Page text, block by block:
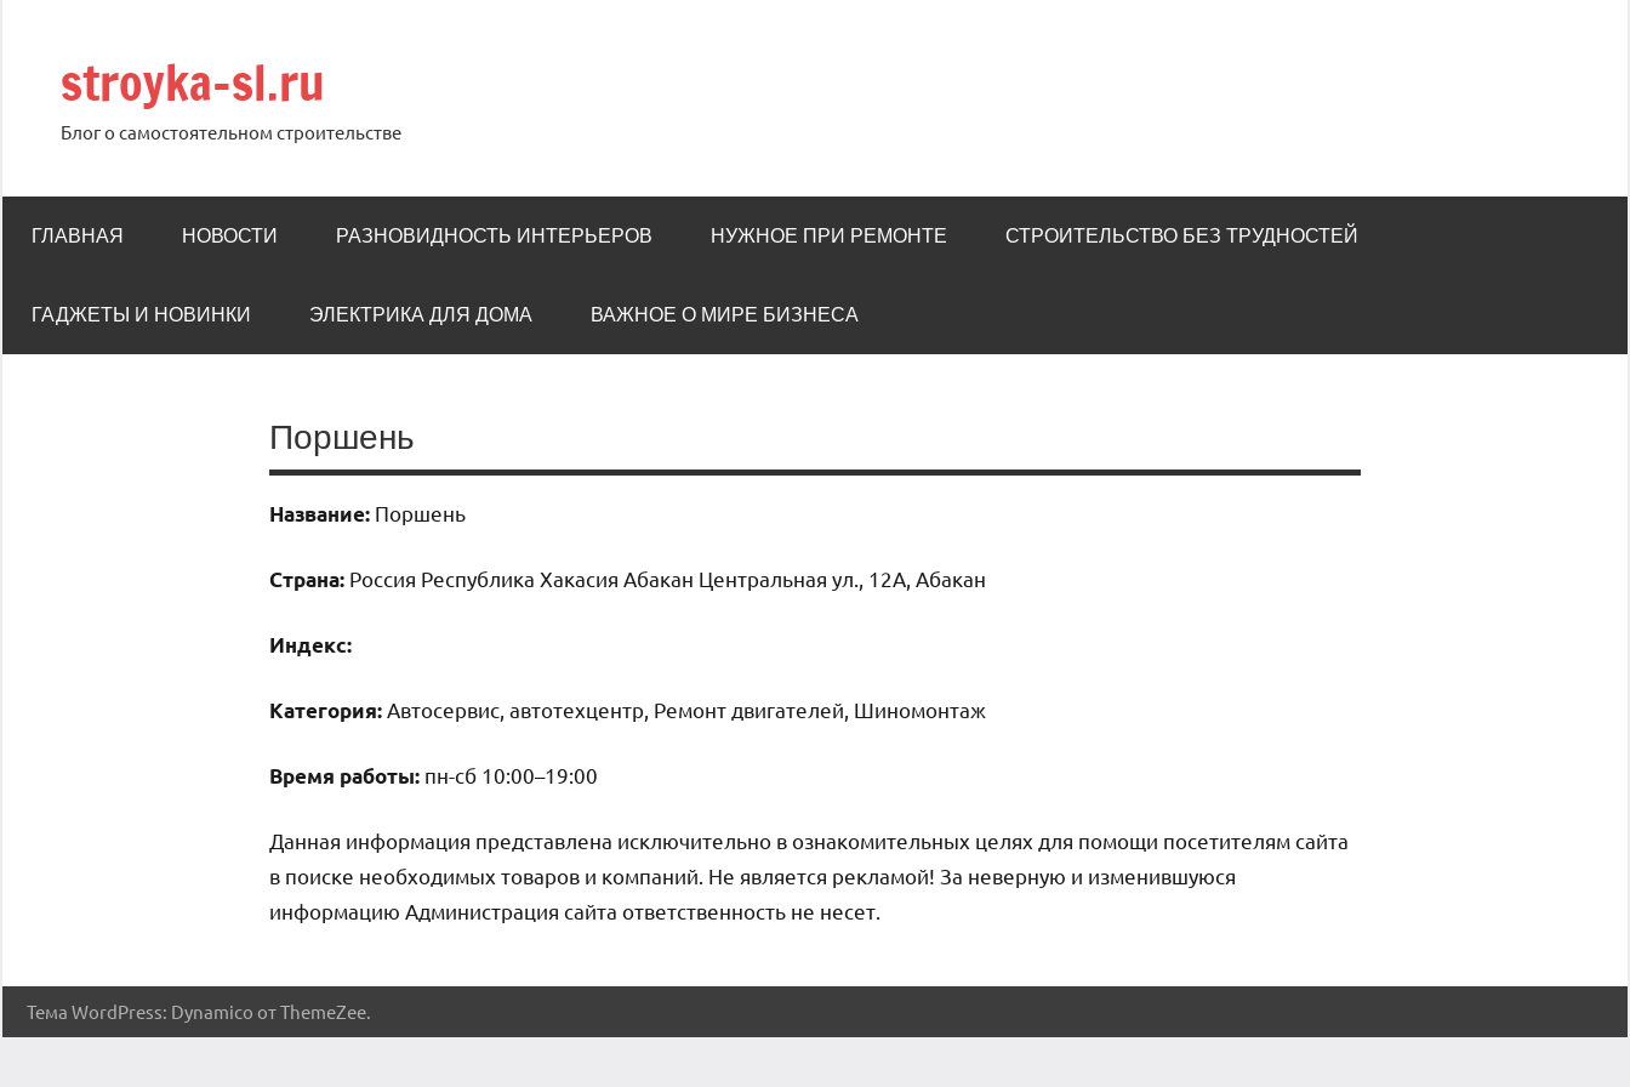
содержимому
stroyka-sl.ru
Блог о самостоятельном строительстве
ГЛАВНАЯ НОВОСТИ РАЗНОВИДНОСТЬ ИНТЕРЬЕРОВ НУЖНОЕ ПРИ РЕМОНТЕ СТРОИТЕЛЬСТВО БЕЗ ТРУДНОСТЕЙ
ГАДЖЕТЫ И НОВИНКИ ЭЛЕКТРИКА ДЛЯ ДОМА ВАЖНОЕ О МИРЕ БИЗНЕСА
Поршень
Название: Поршень
Страна: Россия Республика Хакасия Абакан Центральная ул., 12А, Абакан
Индекс:
Категория: Автосервис, автотехцентр, Ремонт двигателей, Шиномонтаж
Время работы: пн-сб 10:00–19:00
Данная информация представлена исключительно в ознакомительных целях для помощи посетителям сайта
в поиске необходимых товаров и компаний. Не является рекламой! За неверную и изменившуюся
информацию Администрация сайта ответственность не несет.
Тема WordPress: Dynamico от ThemeZee.